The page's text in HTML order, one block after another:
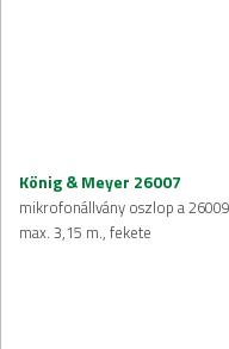
König & Meyer 26007
mikrofonállvány oszlop a
max. 3,15 m., fekete